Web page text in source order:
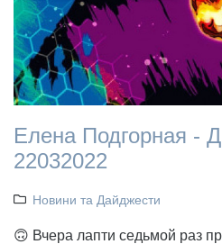
Елена Подгорная -
22032022
Новини та Дайджести
🙃 Вчера лапти седьмой раз